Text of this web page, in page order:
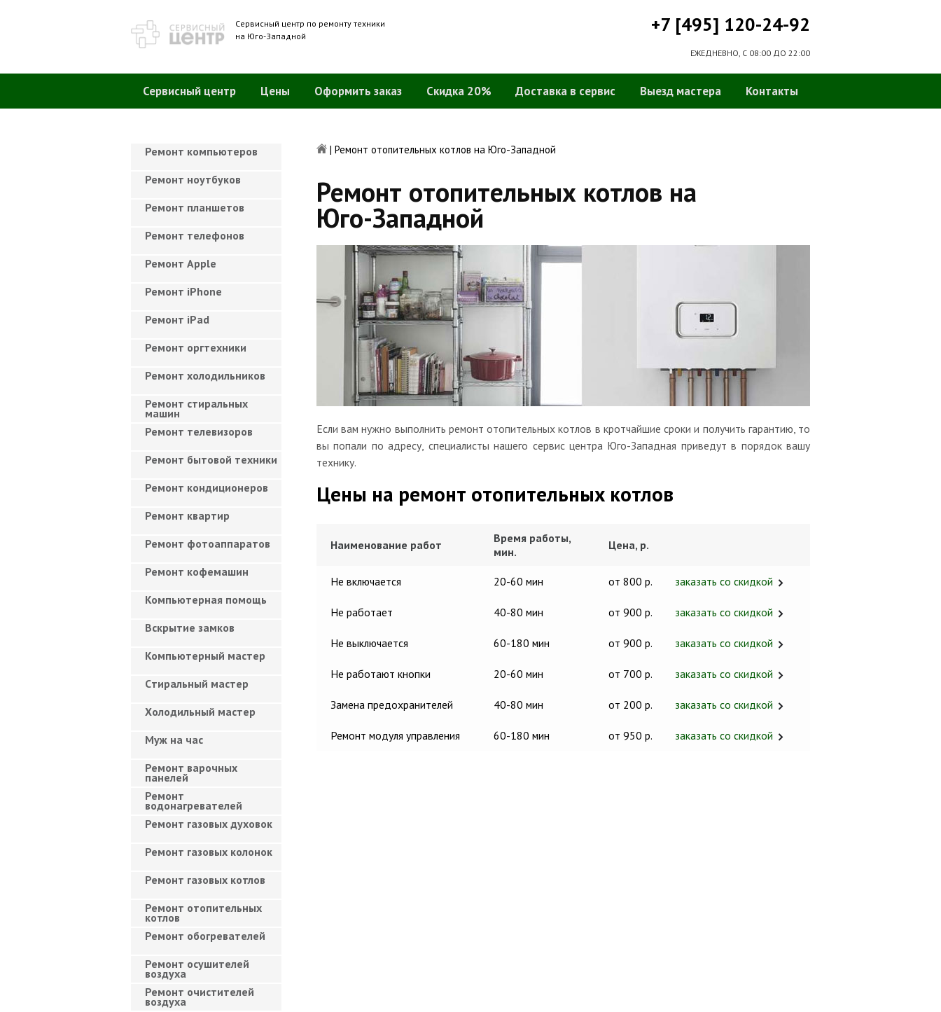
Сервисный центр по ремонту техники
на Юго-Западной
+7 [495] 120-24-92
ЕЖЕДНЕВНО, С 08:00 ДО 22:00
Сервисный центр Цены Оформить заказ Скидка 20% Доставка в сервис Выезд мастера Контакты
| Ремонт отопительных котлов на Юго-Западной
Ремонт отопительных котлов на
Юго-Западной
Если вам нужно выполнить ремонт отопительных котлов в кротчайшие сроки и получить гарантию, то
вы попали по адресу, специалисты нашего сервис центра Юго-Западная приведут в порядок вашу
технику.
Цены на ремонт отопительных котлов
Наименование работ
Время работы,
мин.
Цена, р.
Не включается 20-60 мин от 800 р. заказать со скидкой
Не работает 40-80 мин от 900 р. заказать со скидкой
Не выключается 60-180 мин от 900 р. заказать со скидкой
Не работают кнопки 20-60 мин от 700 р. заказать со скидкой
Замена предохранителей 40-80 мин от 200 р. заказать со скидкой
Ремонт модуля управления 60-180 мин от 950 р. заказать со скидкой
Ремонт компьютеров
Ремонт ноутбуков
Ремонт планшетов
Ремонт телефонов
Ремонт Apple
Ремонт iPhone
Ремонт iPad
Ремонт оргтехники
Ремонт холодильников
Ремонт стиральных
машин
Ремонт телевизоров
Ремонт бытовой техники
Ремонт кондиционеров
Ремонт квартир
Ремонт фотоаппаратов
Ремонт кофемашин
Компьютерная помощь
Вскрытие замков
Компьютерный мастер
Cтиральный мастер
Холодильный мастер
Муж на час
Ремонт варочных
панелей
Ремонт
водонагревателей
Ремонт газовых духовок
Ремонт газовых колонок
Ремонт газовых котлов
Ремонт отопительных
котлов
Ремонт обогревателей
Ремонт осушителей
воздуха
Ремонт очистителей
воздуха